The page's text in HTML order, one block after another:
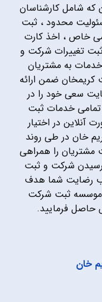
شامل کارشناسان
محدود ، ثبت
خاص ، اخذ کارت
ثبت تغییرات شرکت و
خدمات به مشتریان
ضمن ارائه
سعی خود را در
خدمات ثبت
آنلاین در اختیار
خان در طی روند
مشتریان را همراهی
رسیدن شرکت و ثبت
رضایت شما هدف
موسسه ثبت شرکت
خان